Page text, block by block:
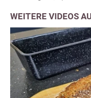
WEITERE VIDEOS